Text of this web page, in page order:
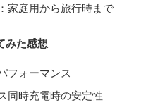
家庭用から旅行時まで
みた感想
フォーマンス
同時充電時の安定性